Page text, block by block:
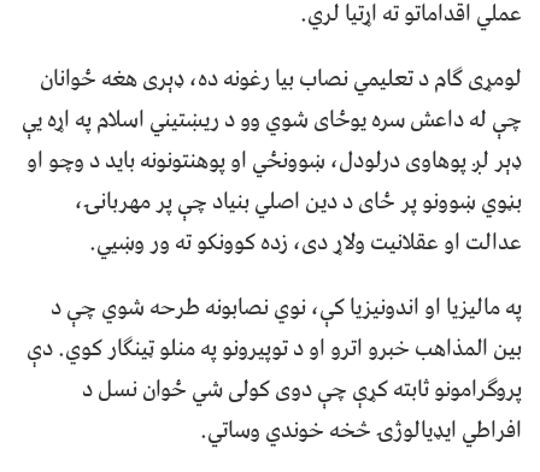
عملي اقداماتو ته اړتیا لري.
لومړی ګام د تعلیمي نصاب بیا رغونه ده، ډېری هغه ځوانان
چې له داعش سره یوځای شوي وو د ریښتیني اسلام په اړه یې
ډېر لږ پوهاوی درلودل، ښوونځي او پوهنتونونه باید د وچو او
بڼوي ښوونو پر ځای د دین اصلي بنياد چې پر مهربانۍ،
عدالت او عقلانیت ولاړ دی، زده کوونکو ته ور وښيي.
په مالیزیا او اندونیزیا کې، نوي نصابونه طرحه شوي چې د
بین المذاهب خبرو اترو او د توپیرونو په منلو ټینګار کوي. دې
پروګرامونو ثابته کړې چې دوی کولی شي ځوان نسل د
افراطي ایډیالوژۍ څخه خوندي وساتي.